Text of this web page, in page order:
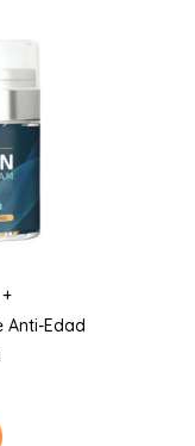
Anti-Edad